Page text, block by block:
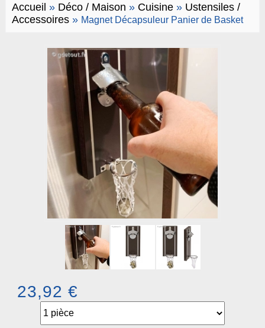
Accueil » Déco / Maison » Cuisine» Ustensiles /
Accessoires» Magnet Décapsuleur Panier de Basket
23,92 €